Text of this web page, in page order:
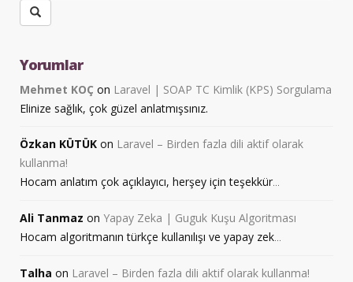
Yorumlar
Mehmet KOÇ on Laravel | SOAP TC Kimlik (KPS) Sorgulama
Elinize sağlık, çok güzel anlatmışsınız.
Özkan KÜTÜK on Laravel – Birden fazla dili aktif olarak
kullanma!
Hocam anlatım çok açıklayıcı, herşey için teşekkür...
Ali Tanmaz on Yapay Zeka | Guguk Kuşu Algoritması
Hocam algoritmanın türkçe kullanılışı ve yapay zek...
Talha on Laravel – Birden fazla dili aktif olarak kullanma!